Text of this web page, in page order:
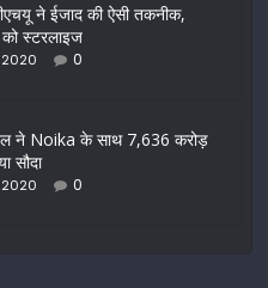
ने ईजाद की ऐसी तकनीक,
को स्टरलाइज
2020 0
ने Noika के साथ 7,636 करोड़
सौदा
2020 0